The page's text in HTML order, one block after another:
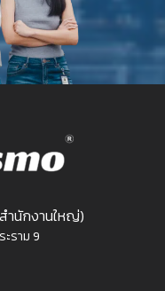
ำนักงานใหญ่)
ราม 9